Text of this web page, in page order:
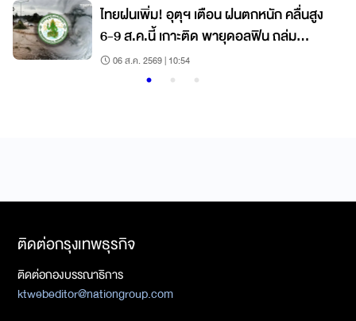
ไทยฝนเพิ่ม! อุตุฯ เตือน ฝนตกหนัก คลื่นสูง
6-9 ส.ค.นี้ เกาะติด พายุดอลฟิน ถล่ม
ญี่ปุ่น-จีน
06 ส.ค. 2569 | 10:54
ติดต่อกรุงเทพธุรกิจ
ติดต่อกองบรรณาธิการ
ktwebeditor@nationgroup.com